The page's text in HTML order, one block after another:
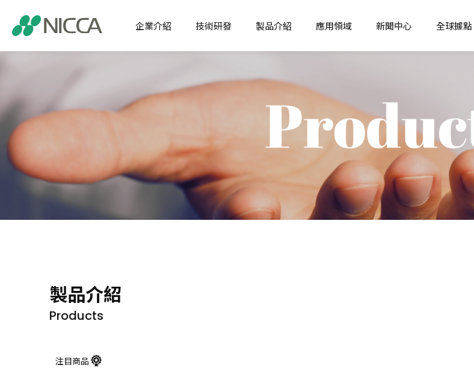
企業介紹
經營宗旨
集團沿革
關於日華福利制度
技術研發
應用開發
製品介紹
纖維用機能化學品
機能化學品
應用領域
非纖維
新聞中心
認證介紹
日華小教室
全球據點
東南亞
東南亞-工廠
南亞
北美
製品介紹
Products
注目商品
技術研發
應用領域
聯絡我們